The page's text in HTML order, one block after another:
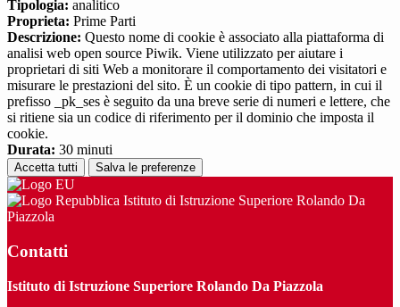
Tipologia: analitico
Proprieta: Prime Parti
Descrizione: Questo nome di cookie è associato alla piattaforma di
analisi web open source Piwik. Viene utilizzato per aiutare i
proprietari di siti Web a monitorare il comportamento dei visitatori e
misurare le prestazioni del sito. È un cookie di tipo pattern, in cui il
prefisso _pk_ses è seguito da una breve serie di numeri e lettere, che
si ritiene sia un codice di riferimento per il dominio che imposta il
cookie.
Durata: 30 minuti
Accetta tutti Salva le preferenze
Istituto di Istruzione Superiore Rolando Da
Piazzola
Contatti
Istituto di Istruzione Superiore Rolando Da Piazzola